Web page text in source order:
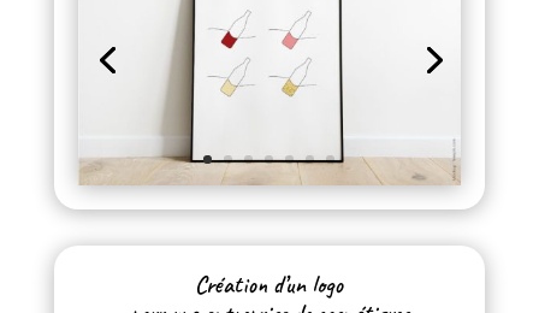
Création d’un logo